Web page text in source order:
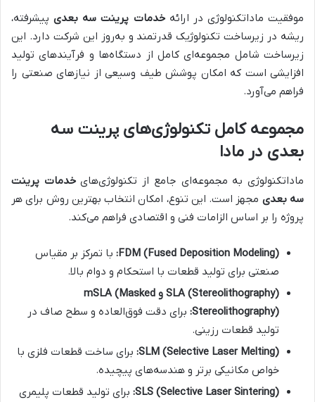
موفقیت ماداتکنولوژی در ارائهخدمات پرینت سه بعدیپیشرفته،
ریشه در زیرساخت تکنولوژیک قدرتمند و به‌روز این شرکت دارد. این
زیرساخت شامل مجموعه‌ای کامل از دستگاه‌ها و فرآیندهای تولید
افزایشی است که امکان پوشش طیف وسیعی از نیازهای صنعتی را
فراهم می‌آورد.
مجموعه کامل تکنولوژی‌های پرینت سه
بعدی در مادا
ماداتکنولوژی به مجموعه‌ای جامع از تکنولوژی‌هایخدمات پرینت
سه بعدی مجهز است. این تنوع، امکان انتخاب بهترین روش برای هر
پروژه را بر اساس الزامات فنی و اقتصادی فراهم می‌کند.
FDM (Fused Deposition Modeling): با تمرکز بر مقیاس
صنعتی برای تولید قطعات با استحکام و دوام بالا.
SLA (Stereolithography) و mSLA (Masked
Stereolithography): برای دقت فوق‌العاده و سطح صاف در
تولید قطعات رزینی.
SLM (Selective Laser Melting): برای ساخت قطعات فلزی با
خواص مکانیکی برتر و هندسه‌های پیچیده.
SLS (Selective Laser Sintering): برای تولید قطعات پلیمری